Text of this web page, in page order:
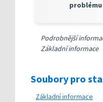
problému
Podrobnější
Základní informace
Soubory pro
Základní informace